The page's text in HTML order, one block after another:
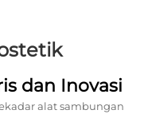
dan Inovasi
alat sambungan